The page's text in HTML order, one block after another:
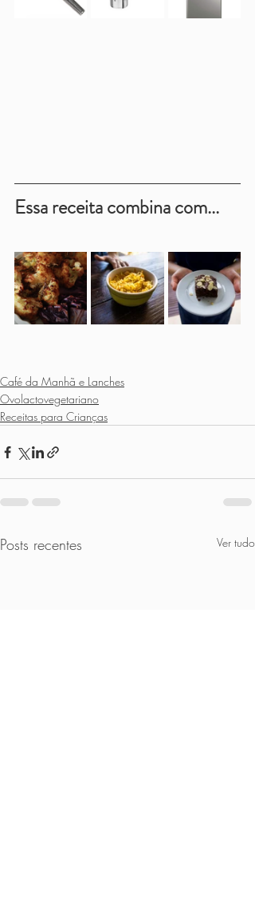
Essa receita combina com...
Café da Manhã e Lanches
Ovolactovegetariano
Receitas para Crianças
Posts recentes Ver tudo